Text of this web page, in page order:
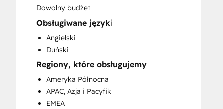
Full Inbound Marketing Services
Help Desk Implementation
Knowledge Base Development
Paid Advertising
Programmable Automation
Public Relations
Sales and Marketing Alignment
Sales Coaching and Training
Sales Enablement
Dowolny budżet
Obsługiwane języki
Angielski
Duński
Regiony, które obsługujemy
Ameryka Północna
APAC, Azja i Pacyfik
EMEA